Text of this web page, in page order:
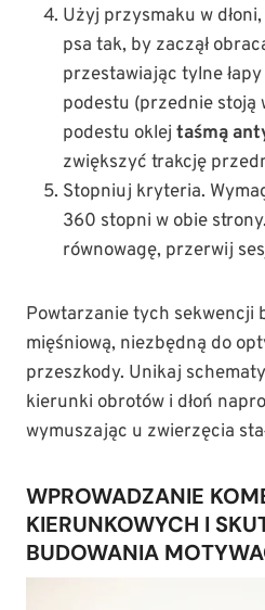
Użyj przysmaku w
psa tak, by zaczął
przestawiając tylne
podestu (przednie stoją
podestu oklej taśmą
zwiększyć trakcję
Stopniuj kryteria.
360 stopni w obie
równowagę, przerwij
Powtarzanie tych sekwencji
mięśniową, niezbędną do
przeszkody. Unikaj
kierunki obrotów i dłoń
wymuszając u zwierzęcia
WPROWADZANIE
KIERUNKOWYCH I
BUDOWANIA